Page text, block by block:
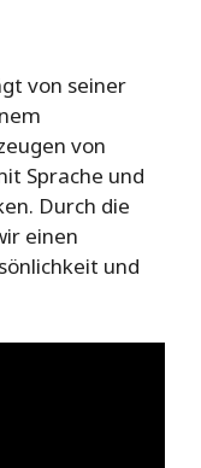
von seiner
von
Sprache und
Durch die
einen
und